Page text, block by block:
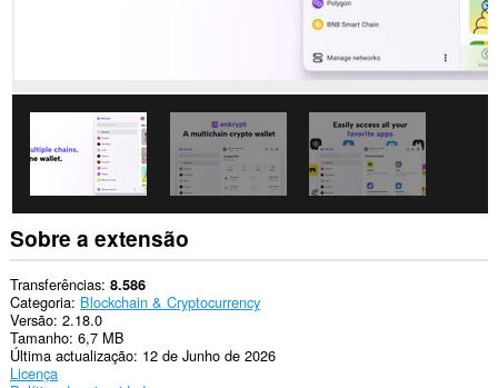
extensão
aceder
aos
dados
que
copia
e
cola.
This
extension
can
Sobre a extensão
Transferências 8.586
Categoria Blockchain & Cryptocurrency
Versão 2.18.0
Tamanho 6,7 MB
Última actualização 12 de Junho de 2026
Licença